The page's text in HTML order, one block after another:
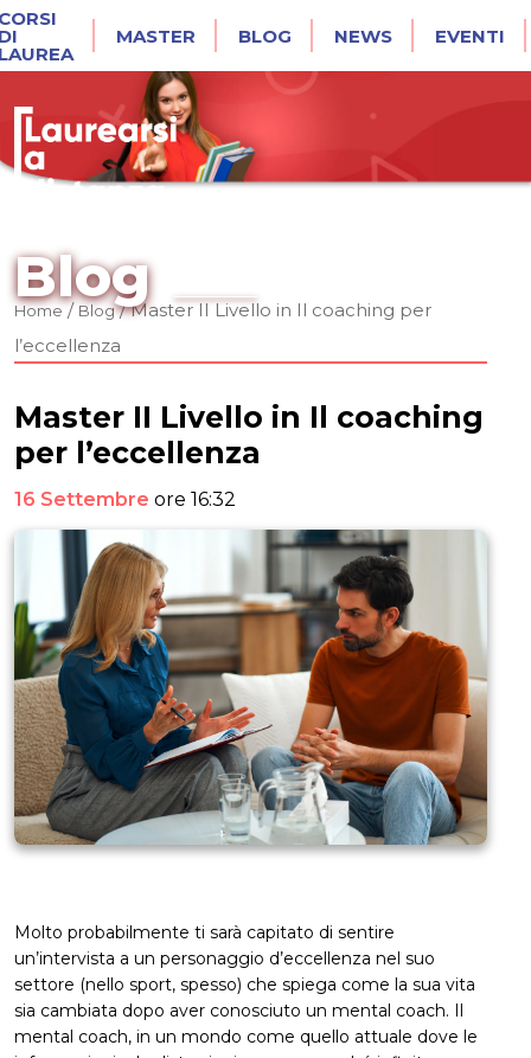
MASTER BLOG NEWS EVENTI
Blog
Home/Blog/Master II Livello in Il coaching per
l’eccellenza
Master II Livello in Il coaching
per l’eccellenza
16 Settembre ore 16:32
Molto probabilmente ti sarà capitato di sentire
un’intervista a un personaggio d’eccellenza nel suo
settore (nello sport, spesso) che spiega come la sua vita
sia cambiata dopo aver conosciuto un mental coach. Il
mental coach, in un mondo come quello attuale dove le